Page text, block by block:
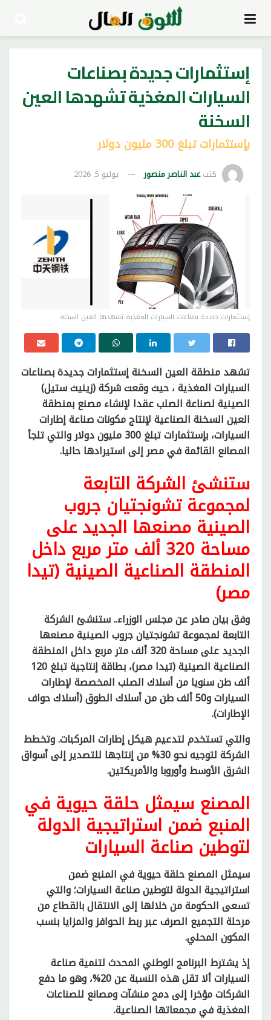
إستثمارات جديدة بصناعات
السيارات المغذية تشهدها العين
السخنة
بإستثمارات تبلغ 300 مليون دولار
كتبعبد الناصر منصور يوليو 5, 2026
إستثمارات جديدة بصناعات السيارات المغذية تشهدها العين السخنة
تشهد منطقة العين السخنة إستثمارات جديدة بصناعات
السيارات المغذية ، حيث وقعت شركة (زينيث ستيل)
الصينية لصناعة الصلب عقدا لإنشاء مصنع بمنطقة
العين السخنة الصناعية لإنتاج مكونات صناعة إطارات
السيارات، بإستثمارات تبلغ 300 مليون دولار والتي تلجأ
المصانع القائمة في مصر إلى استيرادها حاليا.
ستنشئ الشركة التابعة
لمجموعة تشونجتيان جروب
الصينية مصنعها الجديد على
مساحة 320 ألف متر مربع داخل
المنطقة الصناعية الصينية (تيدا
مصر)
وفق بيان صادر عن مجلس الوزراء.. ستنشئ الشركة
التابعة لمجموعة تشونجتيان جروب الصينية مصنعها
الجديد على مساحة 320 ألف متر مربع داخل المنطقة
الصناعية الصينية (تيدا مصر)، بطاقة إنتاجية تبلغ 120
ألف طن سنويا من أسلاك الصلب المخصصة لإطارات
السيارات و50 ألف طن من أسلاك الطوق (أسلاك حواف
الإطارات).
والتي تستخدم لتدعيم هيكل إطارات المركبات. وتخطط
الشركة لتوجيه نحو 30% من إنتاجها للتصدير إلى أسواق
الشرق الأوسط وأوروبا والأمريكتين.
المصنع سيمثل حلقة حيوية في
المنبع ضمن استراتيجية الدولة
لتوطين صناعة السيارات
سيمثل المصنع حلقة حيوية في المنبع ضمن
استراتيجية الدولة لتوطين صناعة السيارات؛ والتي
تسعى الحكومة من خلالها إلى الانتقال بالقطاع من
مرحلة التجميع الصرف عبر ربط الحوافز والمزايا بنسب
المكون المحلي.
إذ يشترط البرنامج الوطني المحدث لتنمية صناعة
السيارات ألا تقل هذه النسبة عن 20%، وهو ما دفع
الشركات مؤخرا إلى دمج منشآت ومصانع للصناعات
المغذية في مجمعاتها الصناعية.